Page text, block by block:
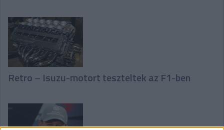
Retro – Isuzu-motort teszteltek az F1-ben